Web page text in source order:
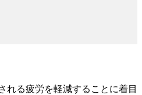
れる疲労を軽減することに着目